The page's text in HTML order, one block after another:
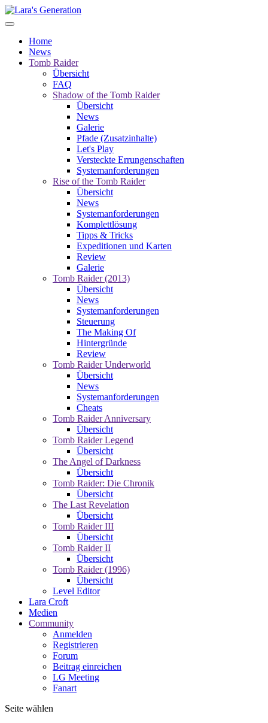
Home
News
Tomb Raider
Übersicht
FAQ
Shadow of the Tomb Raider
Übersicht
News
Galerie
Pfade (Zusatzinhalte)
Let's Play
Versteckte Errungenschaften
Systemanforderungen
Rise of the Tomb Raider
Übersicht
News
Systemanforderungen
Komplettlösung
Tipps & Tricks
Expeditionen und Karten
Review
Galerie
Tomb Raider (2013)
Übersicht
News
Systemanforderungen
Steuerung
The Making Of
Hintergründe
Review
Tomb Raider Underworld
Übersicht
News
Systemanforderungen
Cheats
Tomb Raider Anniversary
Übersicht
Tomb Raider Legend
Übersicht
The Angel of Darkness
Übersicht
Tomb Raider: Die Chronik
Übersicht
The Last Revelation
Übersicht
Tomb Raider III
Übersicht
Tomb Raider II
Übersicht
Tomb Raider (1996)
Übersicht
Level Editor
Lara Croft
Medien
Community
Anmelden
Registrieren
Forum
Beitrag einreichen
LG Meeting
Fanart
Seite wählen